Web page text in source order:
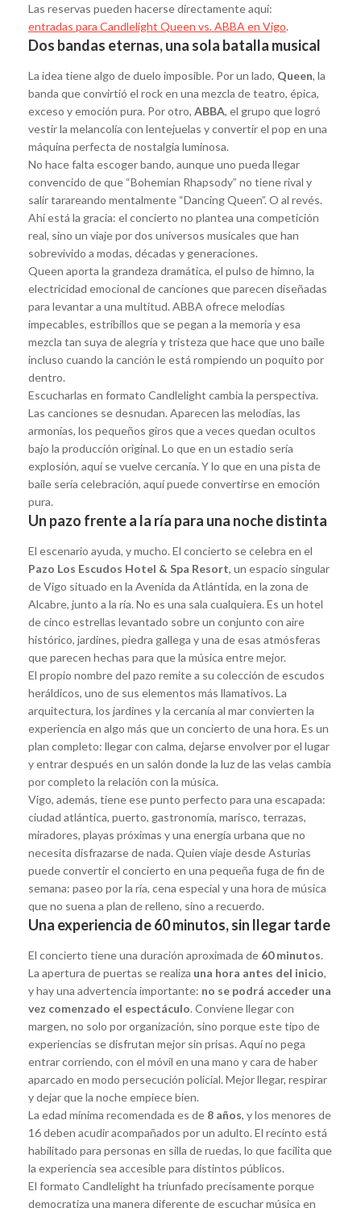
Las reservas pueden hacerse directamente aquí:
entradas para Candlelight Queen vs. ABBA en Vigo.
Dos bandas eternas, una sola batalla musical
La idea tiene algo de duelo imposible. Por un lado, Queen, la
banda que convirtió el rock en una mezcla de teatro, épica,
exceso y emoción pura. Por otro, ABBA, el grupo que logró
vestir la melancolía con lentejuelas y convertir el pop en una
máquina perfecta de nostalgia luminosa.
No hace falta escoger bando, aunque uno pueda llegar
convencido de que “Bohemian Rhapsody” no tiene rival y
salir tarareando mentalmente “Dancing Queen”. O al revés.
Ahí está la gracia: el concierto no plantea una competición
real, sino un viaje por dos universos musicales que han
sobrevivido a modas, décadas y generaciones.
Queen aporta la grandeza dramática, el pulso de himno, la
electricidad emocional de canciones que parecen diseñadas
para levantar a una multitud. ABBA ofrece melodías
impecables, estribillos que se pegan a la memoria y esa
mezcla tan suya de alegría y tristeza que hace que uno baile
incluso cuando la canción le está rompiendo un poquito por
dentro.
Escucharlas en formato Candlelight cambia la perspectiva.
Las canciones se desnudan. Aparecen las melodías, las
armonías, los pequeños giros que a veces quedan ocultos
bajo la producción original. Lo que en un estadio sería
explosión, aquí se vuelve cercanía. Y lo que en una pista de
baile sería celebración, aquí puede convertirse en emoción
pura.
Un pazo frente a la ría para una noche distinta
El escenario ayuda, y mucho. El concierto se celebra en el
Pazo Los Escudos Hotel & Spa Resort, un espacio singular
de Vigo situado en la Avenida da Atlántida, en la zona de
Alcabre, junto a la ría. No es una sala cualquiera. Es un hotel
de cinco estrellas levantado sobre un conjunto con aire
histórico, jardines, piedra gallega y una de esas atmósferas
que parecen hechas para que la música entre mejor.
El propio nombre del pazo remite a su colección de escudos
heráldicos, uno de sus elementos más llamativos. La
arquitectura, los jardines y la cercanía al mar convierten la
experiencia en algo más que un concierto de una hora. Es un
plan completo: llegar con calma, dejarse envolver por el lugar
y entrar después en un salón donde la luz de las velas cambia
por completo la relación con la música.
Vigo, además, tiene ese punto perfecto para una escapada:
ciudad atlántica, puerto, gastronomía, marisco, terrazas,
miradores, playas próximas y una energía urbana que no
necesita disfrazarse de nada. Quien viaje desde Asturias
puede convertir el concierto en una pequeña fuga de fin de
semana: paseo por la ría, cena especial y una hora de música
que no suena a plan de relleno, sino a recuerdo.
Una experiencia de 60 minutos, sin llegar tarde
El concierto tiene una duración aproximada de 60 minutos.
La apertura de puertas se realiza una hora antes del inicio,
y hay una advertencia importante: no se podrá acceder una
vez comenzado el espectáculo. Conviene llegar con
margen, no solo por organización, sino porque este tipo de
experiencias se disfrutan mejor sin prisas. Aquí no pega
entrar corriendo, con el móvil en una mano y cara de haber
aparcado en modo persecución policial. Mejor llegar, respirar
y dejar que la noche empiece bien.
La edad mínima recomendada es de 8 años, y los menores de
16 deben acudir acompañados por un adulto. El recinto está
habilitado para personas en silla de ruedas, lo que facilita que
la experiencia sea accesible para distintos públicos.
El formato Candlelight ha triunfado precisamente porque
democratiza una manera diferente de escuchar música en